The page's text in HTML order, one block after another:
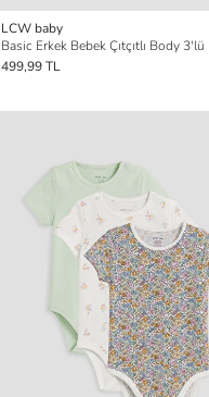
LCW baby
Basic Erkek Bebek Çıtçıtlı Body 3'lü
499,99 TL